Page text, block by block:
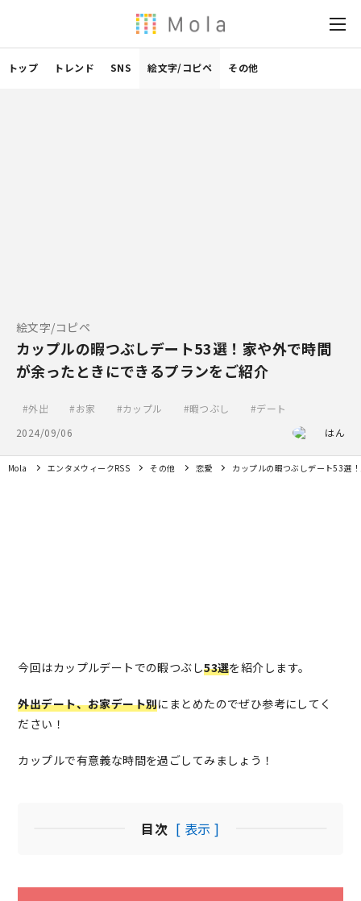
トップ トレンド SNS 絵文字/コピペ その他
絵文字/コピペ
カップルの暇つぶしデート53選！家や外で時間
が余ったときにできるプランをご紹介
外出 お家 カップル 暇つぶし
デート
2024/09/06
はん
Mola エンタメウィークRSS その他 恋愛 カップルの暇つぶしデート53選
今回はカップルデートでの暇つぶし53選を紹介します。
外出デート、お家デート別にまとめたのでぜひ参考にしてく
ださい！
カップルで有意義な時間を過ごしてみましょう！
目次 [ 表示 ]